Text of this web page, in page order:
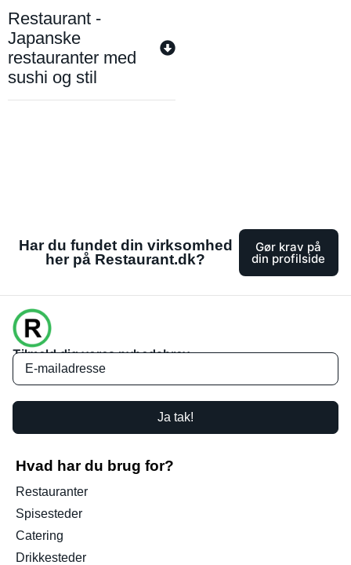
Restaurant -
Japanske
restauranter med
sushi og stil
Har du fundet din virksomhed
her på Restaurant.dk?
Gør krav på
din profilside
Tilmeld dig vores nyhedsbrev
Ja tak!
Hvad har du brug for?
Restauranter
Spisesteder
Catering
Drikkesteder